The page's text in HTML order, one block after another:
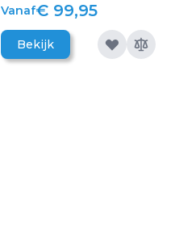
Vanaf€ 99,95
Bekijk